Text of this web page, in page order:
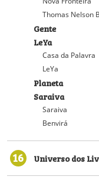
Thomas Nelson
Gente
LeYa
Casa da Palavra
LeYa
Planeta
Saraiva
Saraiva
Benvirá
16 Universo dos